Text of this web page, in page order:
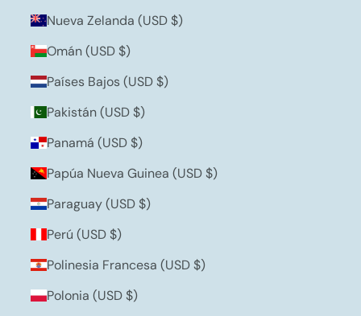
Nueva Zelanda (USD $)
Omán (USD $)
Países Bajos (USD $)
Pakistán (USD $)
Panamá (USD $)
Papúa Nueva Guinea (USD $)
Paraguay (USD $)
Perú (USD $)
Polinesia Francesa (USD $)
Polonia (USD $)